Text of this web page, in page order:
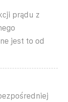
prądu z
jest to od